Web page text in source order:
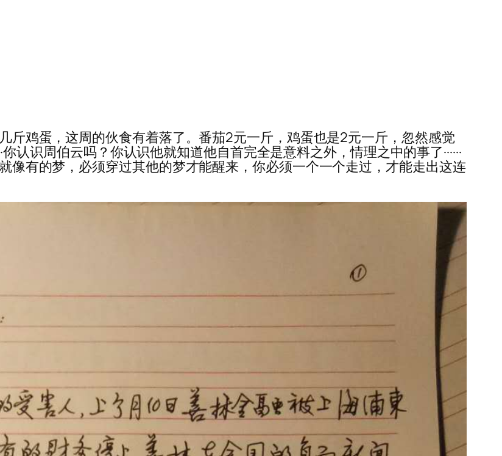
斤鸡蛋，这周的伙食有着落了。番茄2元一斤，鸡蛋也是2元一斤，忽然感觉
认识周伯云吗？你认识他就知道他自首完全是意料之外，情理之中的事了······
像有的梦，必须穿过其他的梦才能醒来，你必须一个一个走过，才能走出这连